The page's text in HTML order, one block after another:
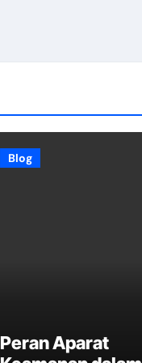
Blog
Peran Aparat